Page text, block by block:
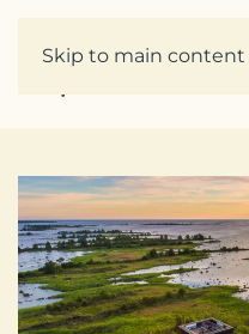
Skip to main content